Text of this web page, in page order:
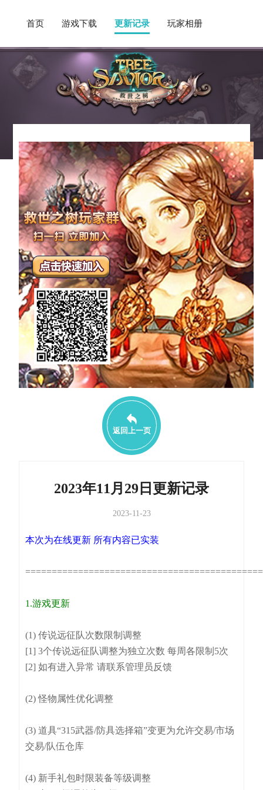
首页 游戏下载 更新记录 玩家相册
返回上一页
2023年11月29日更新记录
2023-11-23
本次为在线更新 所有内容已实装
1.游戏更新
(1) 传说远征队次数限制调整
[1] 3个传说远征队调整为独立次数 每周各限制5次
[2] 如有进入异常 请联系管理员反馈
(2) 怪物属性优化调整
(3) 道具“315武器/防具选择箱”变更为允许交易/市场
交易/队伍仓库
(4) 新手礼包时限装备等级调整